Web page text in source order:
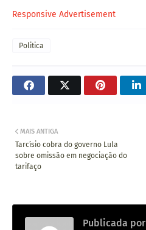
Responsive Advertisement
Politica
MAIS ANTIGA
Tarcísio cobra do governo Lula
sobre omissão em negociação do
tarifaço
Publicada por